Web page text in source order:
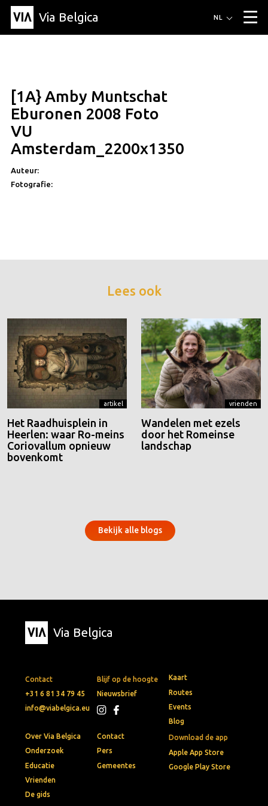
Via Belgica ▼
Artikel
Educatie
Recept
Vrienden
Over Via Belgica
Contact
Pers
Gemeentes
NL
[1A} Amby Muntschat
Eburonen 2008 Foto
VU
Amsterdam_2200x1350
Auteur:
Fotografie:
Lees ook
artikel
Het Raadhuisplein in
Heerlen: waar Ro-meins
Coriovallum opnieuw
bovenkomt
vrienden
Wandelen met ezels
door het Romeinse
landschap
Bekijk alle blogs
Via Belgica
Contact
+31 6 81 34 79 45
info@viabelgica.eu
Blijf op de hoogte
Nieuwsbrief
Download de app
Apple App Store
Google Play Store
Kaart
Routes
Events
Blog
Over Via Belgica
Onderzoek
Educatie
Vrienden
De gids
Contact
Pers
Gemeentes